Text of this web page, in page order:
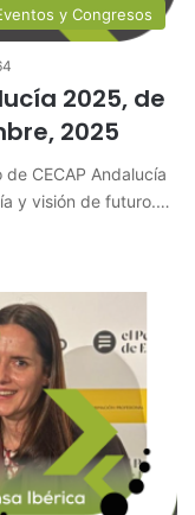
y Congresos
2025, de
2025
CECAP Andalucía
y visión de futuro.…